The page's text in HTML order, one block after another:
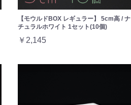
【モウルドBOX レギュラー】 5cm高 / ナ
チュラルホワイト 1セット(10個)
￥2,145